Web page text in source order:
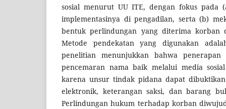
sosial menurut UU ITE, dengan fokus pada
implementasinya di pengadilan, serta (b)
bentuk perlindungan yang diterima korban
Metode pendekatan yang digunakan
penelitian menunjukkan bahwa
pencemaran nama baik melalui media
karena unsur tindak pidana dapat
elektronik, keterangan saksi, dan barang
Perlindungan hukum terhadap korban